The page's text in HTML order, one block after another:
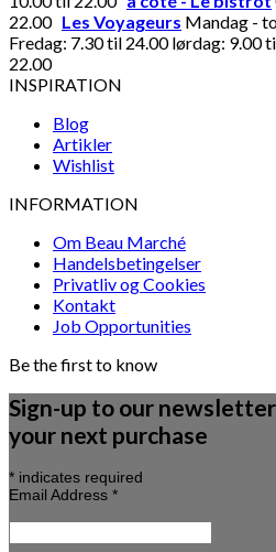
22.00 Les Voyageurs Mandag -
Fredag: 7.30 til 24.00 lørdag: 9.00
22.00
INSPIRATION
Blog
Artikler
Wishlist
INFORMATION
Om Beau Marché
Handelsbetingelser
Privatliv og Cookies
Kontakt
Job Opportunities
Be the first to know
Sign-up to our
your next purchase
* indicates required
Email Address *